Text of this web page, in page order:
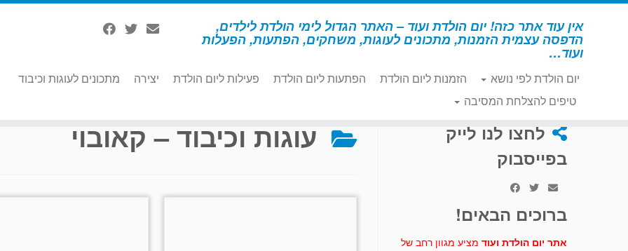
דלג
אין עוד אתר כזה! יום הולדת ועוד – האתר הגדול לימי הולדת לילדים,
הדפסה עצמית הזמנות, מתכונים לעוגות, משחקים, הפתעות, הפעלות
ועוד…
יום הולדת לפי נושא הזמנות ליום הולדת הפתעות ליום הולדת פעילות ליום הולדת יצירה
מתכונים לעוגות וכיבוד
טיפים להצלחת המסיבה
דף הבית » קאובוי » עוגות וכיבוד – קאובוי
לחצו לנו לייק
בפייסבוק
ברוכים הבאים!
אתר יום הולדת ועוד מציע מגוון רחב של
עוגות וכיבוד – קאובוי